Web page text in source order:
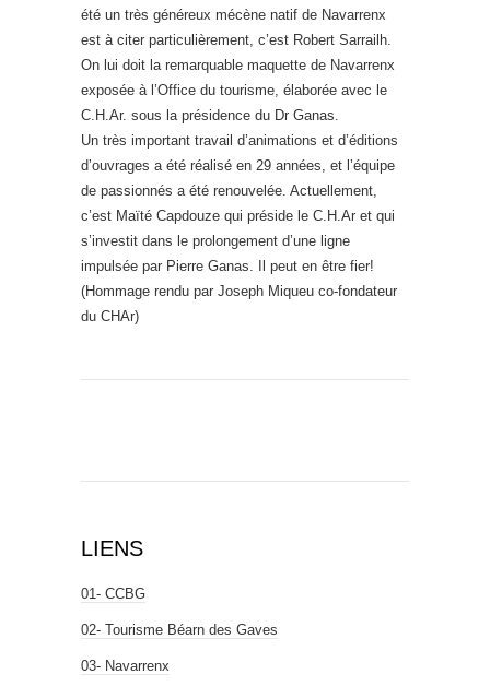
été un très généreux mécène natif de Navarrenx
est à citer particulièrement, c’est Robert Sarrailh.
On lui doit la remarquable maquette de Navarrenx
exposée à l’Office du tourisme, élaborée avec le
C.H.Ar. sous la présidence du Dr Ganas.
Un très important travail d’animations et d’éditions
d’ouvrages a été réalisé en 29 années, et l’équipe
de passionnés a été renouvelée. Actuellement,
c’est Maïté Capdouze qui préside le C.H.Ar et qui
s’investit dans le prolongement d’une ligne
impulsée par Pierre Ganas. Il peut en être fier!
(Hommage rendu par Joseph Miqueu co-fondateur
du CHAr)
LIENS
01- CCBG
02- Tourisme Béarn des Gaves
03- Navarrenx